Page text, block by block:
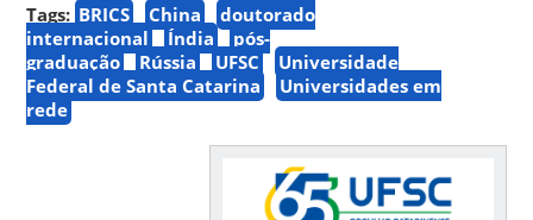
Tags: BRICS China
doutorado
internacional
Índia
pós-
graduação
Rússia UFSC
Universidade
Federal de Santa Catarina
Universidades em
rede